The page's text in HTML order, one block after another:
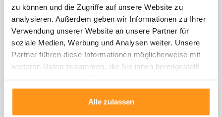
zu können und die Zugriffe auf unsere Website zu
analysieren. Außerdem geben wir Informationen zu Ihrer
Verwendung unserer Website an unsere Partner für
soziale Medien, Werbung und Analysen weiter. Unsere
Partner führen diese Informationen möglicherweise mit
weiteren Daten zusammen, die Sie ihnen bereitgestellt
gesammelt haben.
Alle zulassen
Direkt chatten
Mit einem Mitarbeiter chatten
E-Mail senden
vragen@flycarpets.nl
Telefonischer Kontakt